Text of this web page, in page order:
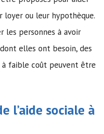
loyer ou leur hypothèque.
les personnes à avoir
elles ont besoin, des
à faible coût peuvent être
l’aide sociale à